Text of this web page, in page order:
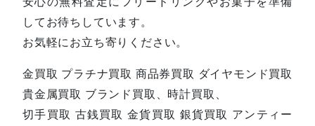
してお待ちしています。
お気軽にお立ち寄りください。
金買取 プラチナ買取 商品券買取 ダイヤモンド買取
貴金属買取 ブランド買取、時計買取、
切手買取 古銭買取 金貨買取 銀貨買取 アンティー